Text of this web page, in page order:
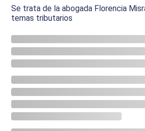
Se trata de la abogada Florencia
temas tributarios